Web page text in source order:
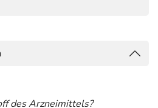
des Arzneimittels?